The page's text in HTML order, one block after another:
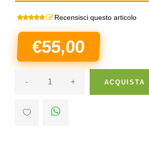
Recensisci questo articolo
€55,00
- + ACQUISTA